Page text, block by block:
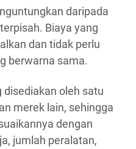
daripada
Biaya yang
dan tidak perlu
berwarna sama.
disediakan oleh satu
merek lain, sehingga
dengan
jumlah peralatan,